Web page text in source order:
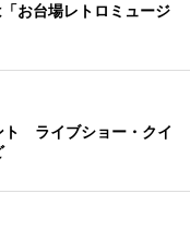
お台場レトロミュージ
ト ライブショー・クイ